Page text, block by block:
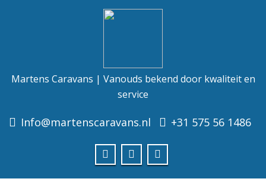
Martens Caravans | Vanouds bekend door kwaliteit en
service
Info@martenscaravans.nl +31 575 56 1486